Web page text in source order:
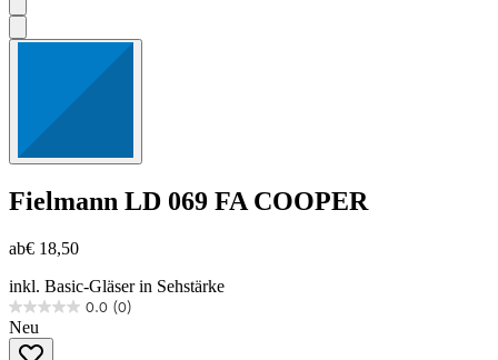
Fielmann LD 069 FA COOPER
ab€ 18,50
inkl. Basic-Gläser in Sehstärke
0.0 (0)
0.0
von
Neu